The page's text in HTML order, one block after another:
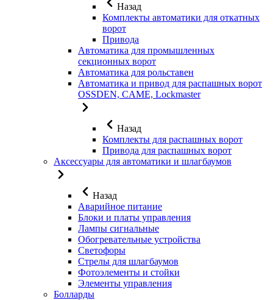
Назад
Комплекты автоматики для откатных
ворот
Привода
Автоматика для промышленных
секционных ворот
Автоматика для рольставен
Автоматика и привод для распашных ворот
OSSDEN, CAME, Lockmaster
Назад
Комплекты для распашных ворот
Привода для распашных ворот
Аксессуары для автоматики и шлагбаумов
Назад
Аварийное питание
Блоки и платы управления
Лампы сигнальные
Обогревательные устройства
Светофоры
Стрелы для шлагбаумов
Фотоэлементы и стойки
Элементы управления
Болларды